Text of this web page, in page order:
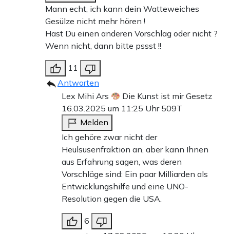
Mann echt, ich kann dein Watteweiches
Gesülze nicht mehr hören !
Hast Du einen anderen Vorschlag oder nicht ?
Wenn nicht, dann bitte pssst !!
11
Antworten
Lex Mihi Ars
Die Kunst ist mir Gesetz
16.03.2025 um 11:25 Uhr 509T
Melden
Ich gehöre zwar nicht der
Heulsusenfraktion an, aber kann Ihnen
aus Erfahrung sagen, was deren
Vorschläge sind: Ein paar Milliarden als
Entwicklungshilfe und eine UNO-
Resolution gegen die USA.
6